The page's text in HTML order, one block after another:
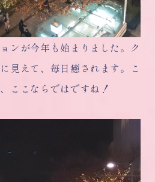
ンが今年も始まりました。ク
見えて、毎日癒されます。こ
ここならではですね！